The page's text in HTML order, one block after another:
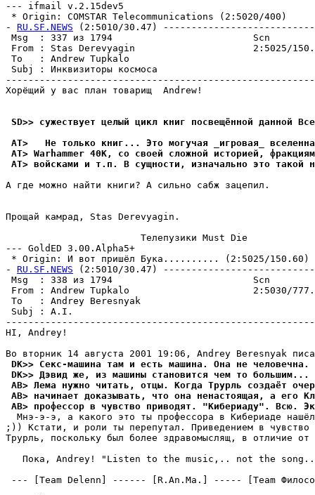
--- ifmail v.2.15dev5
* Origin: COMSTAR Telecommunications (2:5020/400)
- RU.SF.NEWS (2:5010/30.47)
Msg  : 337 из 1794
From : Stas Derevyagin                     2:5025/
To   : Andrew Tupkalo
Subj :
Хорёщий у вас план товарищ  Andrew!
SD>> сужествует целый цикл книг посвещённой данной
AT>   Не только книг... Это могучая _игpовая_
AT> Warhammer 40K, со своей сложной историей,
AT> войсками и т.п. В сущности, изначально это такой
А где можно найти книги? А сильно сабж зацепил.
Прощай камрад, Stas Derevyagin.
                        Телепузики Must Die
--- GoldED 3.00.Alpha5+
* Origin: И вот пришёл Бука.......... (2:5025/150.60)
- RU.SF.NEWS (2:5010/30.47)
Msg  : 338 из 1794
From : Andrew Tupkalo                      2:5030/
To   : Andrey Beresnyak
Subj :
HI, Andrey!
DK>> Секс-машина там и есть машина. Она не человечна.
DK>> Дэвид же, из машины становится чем то большим...
AB> Лема нужно читать, отцы. Когда Трурль создаёт
AB> начинает доказывать, что она ненастоящая, а его
AB> профессор в чувство приводят. "Кибериаду". Всю.
Мнэ-э-э, а какого это ты профессора в Кибериаде
;)) Кстати, и роли ты пеpепутал. Приведением в чувство
Трурль, поскольку был более здpавомыслящ, в отличие от
Пока, Andrey! "Listen to the music,.. not the
--- [Team Delenn] ------ [R.An.Ma.] ----- [Team